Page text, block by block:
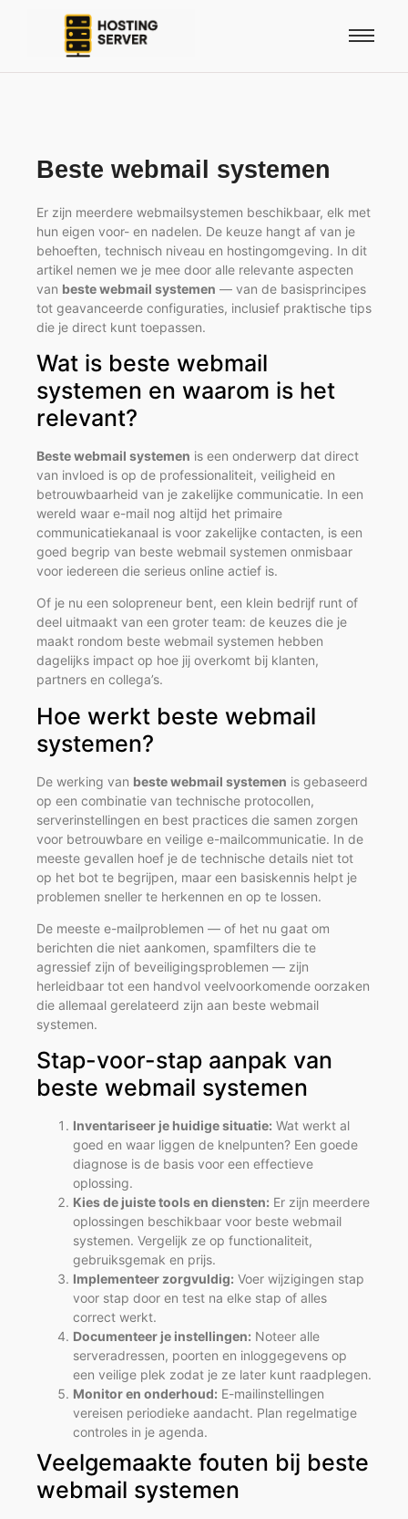
Beste webmail systemen
Er zijn meerdere webmailsystemen beschikbaar, elk met
hun eigen voor- en nadelen. De keuze hangt af van je
behoeften, technisch niveau en hostingomgeving. In dit
artikel nemen we je mee door alle relevante aspecten
van beste webmail systemen — van de basisprincipes
tot geavanceerde configuraties, inclusief praktische tips
die je direct kunt toepassen.
Wat is beste webmail
systemen en waarom is het
relevant?
Beste webmail systemen is een onderwerp dat direct
van invloed is op de professionaliteit, veiligheid en
betrouwbaarheid van je zakelijke communicatie. In een
wereld waar e-mail nog altijd het primaire
communicatiekanaal is voor zakelijke contacten, is een
goed begrip van beste webmail systemen onmisbaar
voor iedereen die serieus online actief is.
Of je nu een solopreneur bent, een klein bedrijf runt of
deel uitmaakt van een groter team: de keuzes die je
maakt rondom beste webmail systemen hebben
dagelijks impact op hoe jij overkomt bij klanten,
partners en collega’s.
Hoe werkt beste webmail
systemen?
De werking van beste webmail systemen is gebaseerd
op een combinatie van technische protocollen,
serverinstellingen en best practices die samen zorgen
voor betrouwbare en veilige e-mailcommunicatie. In de
meeste gevallen hoef je de technische details niet tot
op het bot te begrijpen, maar een basiskennis helpt je
problemen sneller te herkennen en op te lossen.
De meeste e-mailproblemen — of het nu gaat om
berichten die niet aankomen, spamfilters die te
agressief zijn of beveiligingsproblemen — zijn
herleidbaar tot een handvol veelvoorkomende oorzaken
die allemaal gerelateerd zijn aan beste webmail
systemen.
Stap-voor-stap aanpak van
beste webmail systemen
Inventariseer je huidige situatie: Wat werkt al
goed en waar liggen de knelpunten? Een goede
diagnose is de basis voor een effectieve
oplossing.
Kies de juiste tools en diensten: Er zijn meerdere
oplossingen beschikbaar voor beste webmail
systemen. Vergelijk ze op functionaliteit,
gebruiksgemak en prijs.
Implementeer zorgvuldig: Voer wijzigingen stap
voor stap door en test na elke stap of alles
correct werkt.
Documenteer je instellingen: Noteer alle
serveradressen, poorten en inloggegevens op
een veilige plek zodat je ze later kunt raadplegen.
Monitor en onderhoud: E-mailinstellingen
vereisen periodieke aandacht. Plan regelmatige
controles in je agenda.
Veelgemaakte fouten bij beste
webmail systemen